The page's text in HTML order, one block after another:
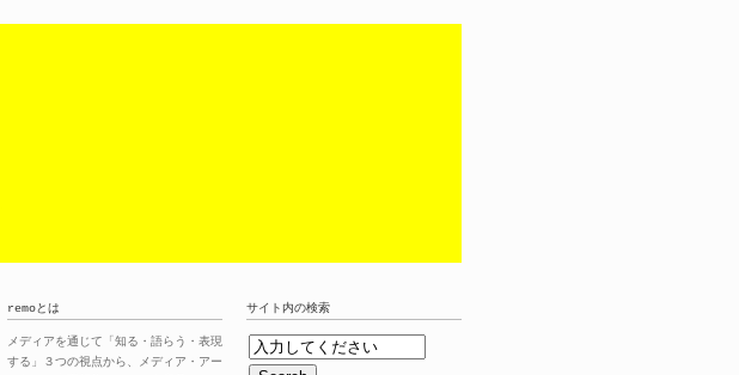
remoとは
メディアを通じて「知る・語らう・表現
する」３つの視点から、メディア・アー
サイト内の検索